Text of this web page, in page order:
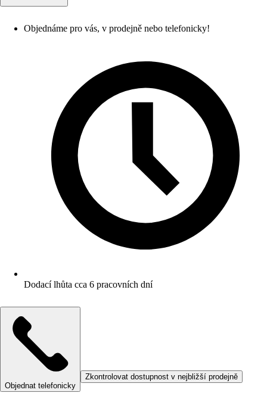
Objednáme pro vás, v prodejně nebo telefonicky!
Dodací lhůta cca 6 pracovních dní
Objednat telefonicky
Zkontrolovat dostupnost v nejbližší prodejně